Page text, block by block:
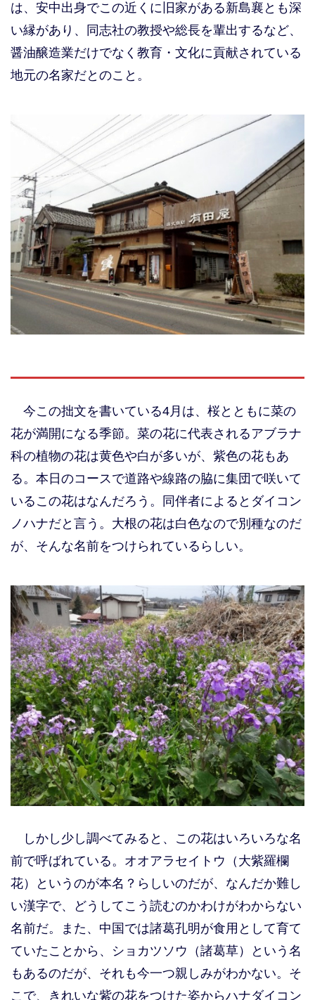
は、安中出身でこの近くに旧家がある新島襄とも深
い縁があり、同志社の教授や総長を輩出するなど、
醤油醸造業だけでなく教育・文化に貢献されている
地元の名家だとのこと。
今この拙文を書いている4月は、桜とともに菜の
花が満開になる季節。菜の花に代表されるアブラナ
科の植物の花は黄色や白が多いが、紫色の花もあ
る。本日のコースで道路や線路の脇に集団で咲いて
いるこの花はなんだろう。同伴者によるとダイコン
ノハナだと言う。大根の花は白色なので別種なのだ
が、そんな名前をつけられているらしい。
しかし少し調べてみると、この花はいろいろな名
前で呼ばれている。オオアラセイトウ（大紫羅欄
花）というのが本名？らしいのだが、なんだか難し
い漢字で、どうしてこう読むのかわけがわからない
名前だ。また、中国では諸葛孔明が食用として育て
ていたことから、ショカツソウ（諸葛草）という名
もあるのだが、それも今一つ親しみがわかない。そ
こで、きれいな紫の花をつけた姿からハナダイコン